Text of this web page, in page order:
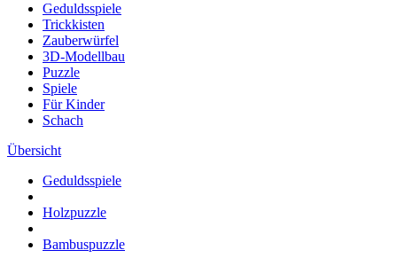
Geduldsspiele
Trickkisten
Zauberwürfel
3D-Modellbau
Puzzle
Spiele
Für Kinder
Schach
Übersicht
Geduldsspiele
Holzpuzzle
Bambuspuzzle